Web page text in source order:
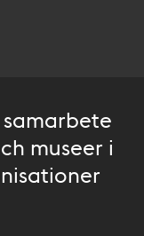
museer i